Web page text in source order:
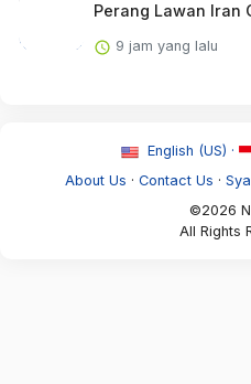
Perang Lawan Iran
9 jam yang lalu
English (US) ·
About Us · Contact Us ·
©2026
All Rights